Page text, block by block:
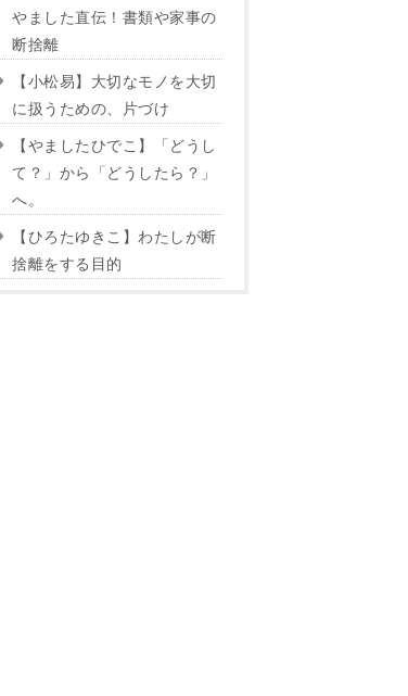
やました直伝！書類や家事の
断捨離
【小松易】大切なモノを大切
に扱うための、片づけ
【やましたひでこ】「どうし
て？」から「どうしたら？」
へ。
【ひろたゆきこ】わたしが断
捨離をする目的